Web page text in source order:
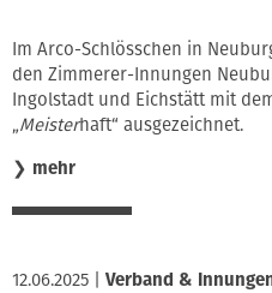
Im Arco-Schlösschen in
den Zimmerer-Innungen
Ingolstadt und Eichstätt mit
„Meisterhaft“ ausgezeichnet.
❯ mehr
12.06.2025 Verband &